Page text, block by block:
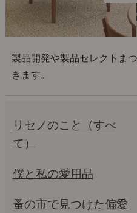
製品開発や製品セレクトま
きます。
リセノのこと（すべ
て）
僕と私の愛用品
蚤の市で見つけた偏愛